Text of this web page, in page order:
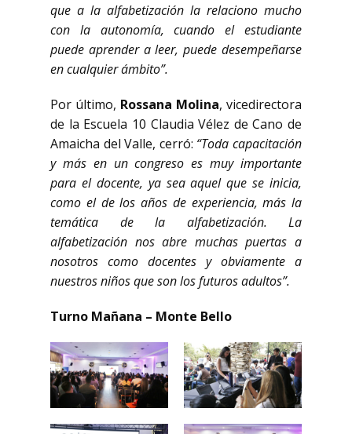
que a la alfabetización la relaciono mucho
con la autonomía, cuando el estudiante
puede aprender a leer, puede desempeñarse
en cualquier ámbito”.
Por último, Rossana Molina, vicedirectora
de la Escuela 10 Claudia Vélez de Cano de
Amaicha del Valle, cerró: “Toda capacitación
y más en un congreso es muy importante
para el docente, ya sea aquel que se inicia,
como el de los años de experiencia, más la
temática de la alfabetización. La
alfabetización nos abre muchas puertas a
nosotros como docentes y obviamente a
nuestros niños que son los futuros adultos”.
Turno Mañana – Monte Bello